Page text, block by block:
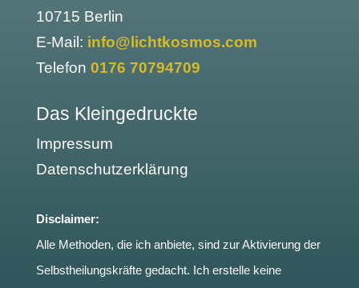
10715 Berlin
E-Mail: info@lichtkosmos.com
Telefon 0176 70794709
Das Kleingedruckte
Impressum
Datenschutzerklärung
Disclaimer:
Alle Methoden, die ich anbiete, sind zur Aktivierung der
Selbstheilungskräfte gedacht. Ich erstelle keine